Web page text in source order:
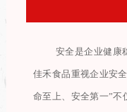
安全是企业健康
佳禾食品重视企业安
命至上、安全第一”不